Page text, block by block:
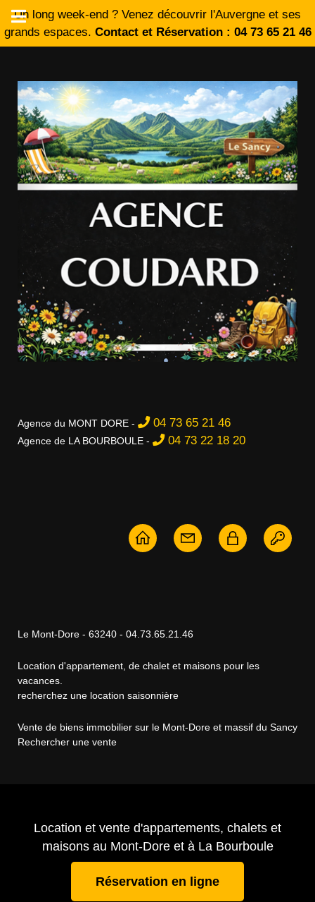
Un long week-end ? Venez découvrir l'Auvergne et ses
grands espaces. Contact et Réservation : 04 73 65 21 46
Agence du MONT DORE - 04 73 65 21 46
Agence de LA BOURBOULE - 04 73 22 18 20
Le Mont-Dore - 63240 - 04.73.65.21.46
Location d'appartement, de chalet et maisons pour les
vacances.
recherchez une location saisonnière
Vente de biens immobilier sur le Mont-Dore et massif du Sancy
Rechercher une vente
Location et vente d'appartements, chalets et
maisons au Mont-Dore et à La Bourboule
Réservation en ligne